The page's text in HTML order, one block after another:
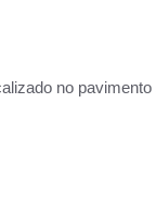
no